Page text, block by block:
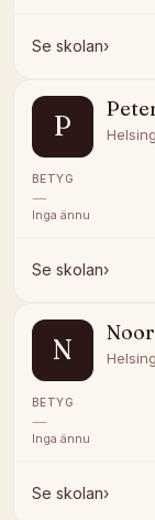
Se skolan›
P
BETYG
—
Inga ännu
Se skolan›
N
BETYG
—
Inga ännu
Se skolan›